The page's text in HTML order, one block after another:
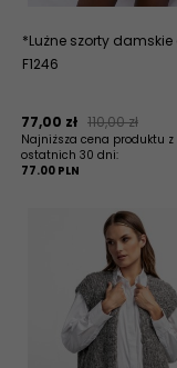
*Lużne szorty
F1246
77,00 zł 110,00 zł
Najniższa cena produktu z
ostatnich 30 dni:
77.00 PLN